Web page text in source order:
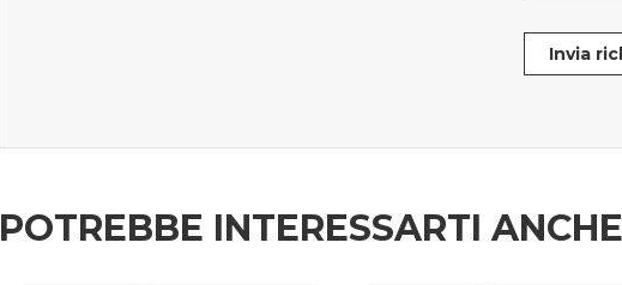
Invia
POTREBBE INTERESSARTI ANCHE